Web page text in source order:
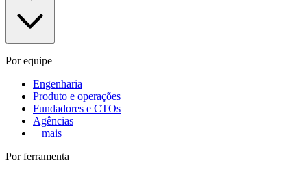
Por equipe
Engenharia
Produto e operações
Fundadores e CTOs
Agências
+ mais
Por ferramenta